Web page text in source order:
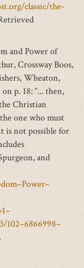
classic/the-
and Power of
Crossway Boos,
Wheaton,
p. 18: “... then,
Christian
one who must
is not possible for
and
102–6866998–